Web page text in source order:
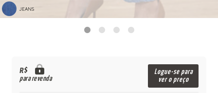
JEANS
R$
para revenda
Logue-se para
ver o preço